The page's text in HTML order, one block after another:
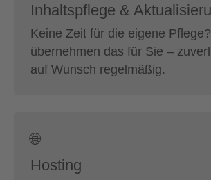
Inhaltspflege &
Keine Zeit für die eigene
übernehmen das für Sie –
auf Wunsch regelmäßig.
🌐
Hosting